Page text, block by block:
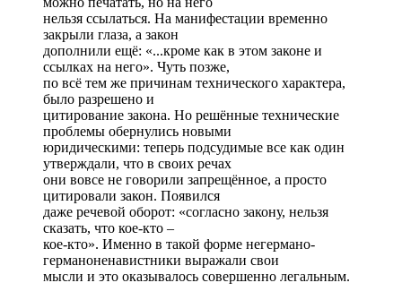
нельзя ссылаться. На манифестации временно
закрыли глаза, а закон
дополнили ещё: «...кроме как в этом законе и
ссылках на него». Чуть позже,
по всё тем же причинам технического характера,
было разрешено и
цитирование закона. Но решённые технические
проблемы обернулись новыми
юридическими: теперь подсудимые все как один
утверждали, что в своих речах
они вовсе не говорили запрещённое, а просто
цитировали закон. Появился
даже речевой оборот: «согласно закону, нельзя
сказать, что кое-кто –
кое-кто». Именно в такой форме негермано-
германоненавистники выражали свои
мысли и это оказывалось совершенно легальным.